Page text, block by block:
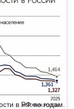
в РФ по годам.